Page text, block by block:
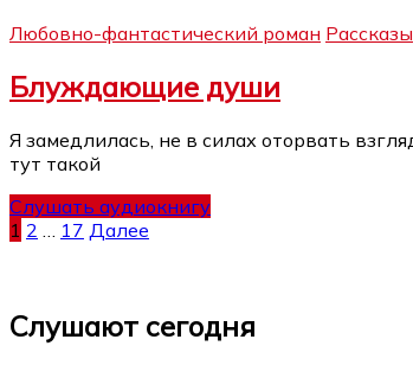
Любовно-фантастический роман Рассказы
Блуждающие души
Я замедлилась, не в силах оторвать
тут такой
Слушать аудиокнигу
Пагинация
1 2 17 Далее
Слушают сегодня